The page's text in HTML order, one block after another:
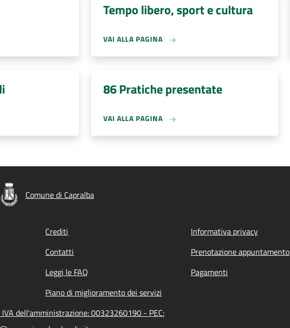
Tempo libero, sport e cultura
VAI ALLA PAGINA
86 Pratiche presentate
VAI ALLA PAGINA
Comune di Capralba
Crediti Informativa privacy
Contatti Prenotazione appuntamento
Leggi le FAQ Pagamenti
Piano di miglioramento dei servizi
dell'amministrazione: 00323260190 - PEC: